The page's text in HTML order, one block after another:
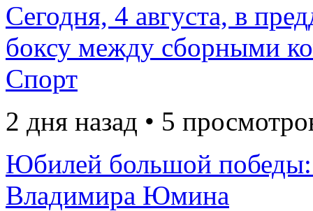
Сегодня, 4 августа, в
боксу между сборными
Спорт
2 дня назад • 5
Юбилей большой
Владимира Юмина